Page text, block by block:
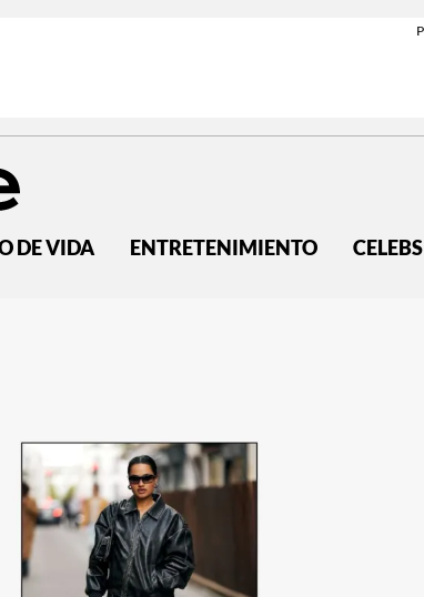
DE VIDA ENTRETENIMIENTO CELEBS